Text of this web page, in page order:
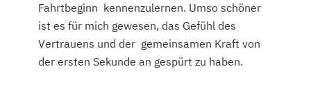
Fahrtbeginn kennenzulernen. Umso schöner
ist es für mich gewesen, das Gefühl des
Vertrauens und der gemeinsamen Kraft von
der ersten Sekunde an gespürt zu haben.